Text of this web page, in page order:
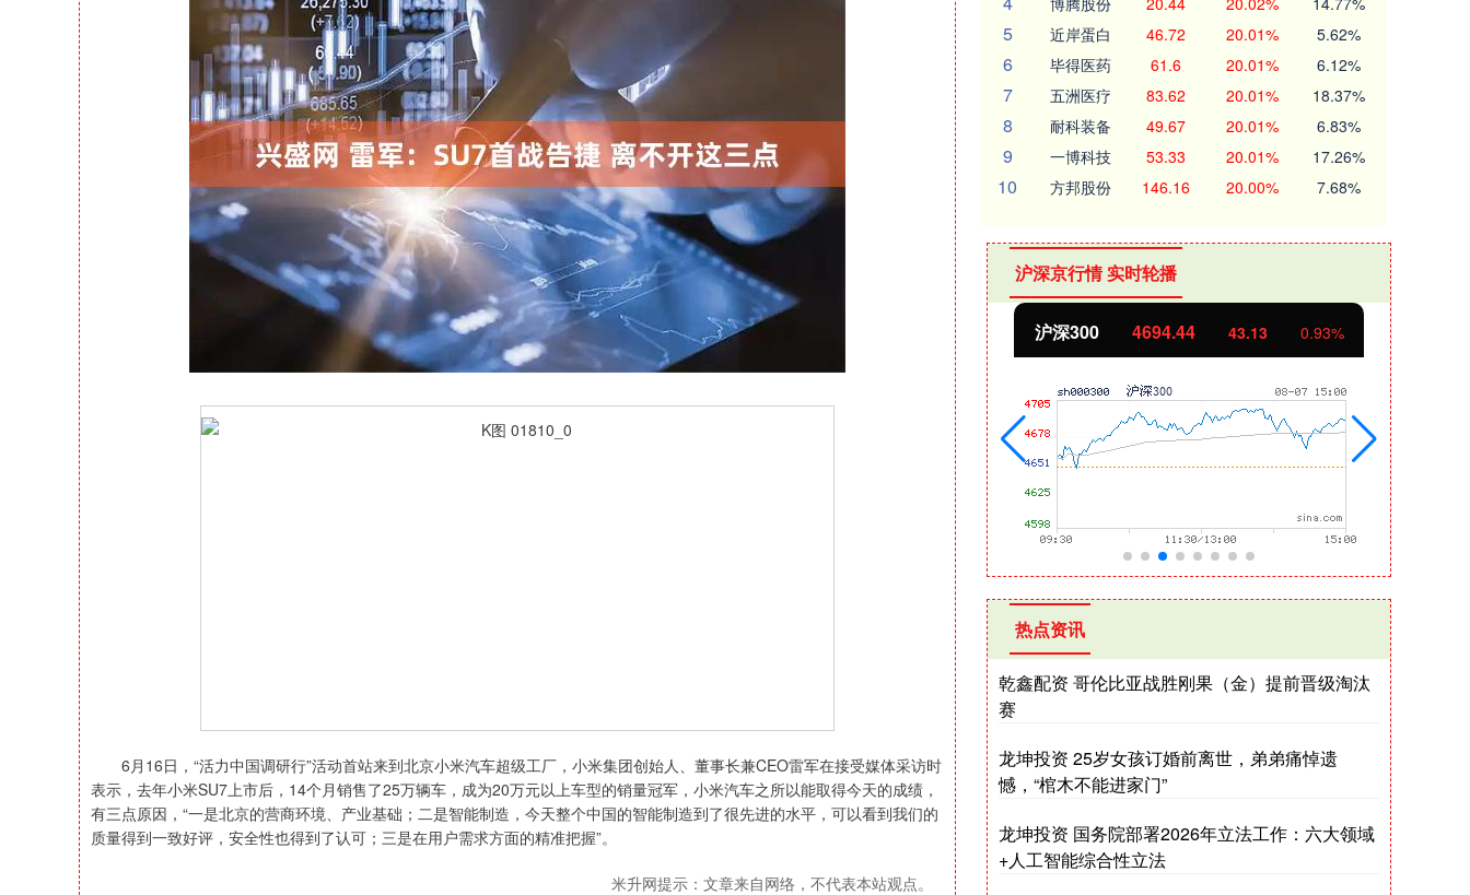
6月16日，“活力中国调研行”活动首站来到北京小米汽车超级工厂，小米集团创始人、董事长兼CEO雷军在接受媒体采访时
表示，去年小米SU7上市后，14个月销售了25万辆车，成为20万元以上车型的销量冠军，小米汽车之所以能取得今天的成绩，
有三点原因，“一是北京的营商环境、产业基础；二是智能制造，今天整个中国的智能制造到了很先进的水平，可以看到我们的
质量得到一致好评，安全性也得到了认可；三是在用户需求方面的精准把握”。
米升网提示：文章来自网络，不代表本站观点。
5 近岸蛋白 46.72 20.01% 5.62%
6 毕得医药 61.6 20.01% 6.12%
7 五洲医疗 83.62 20.01% 18.37%
8 耐科装备 49.67 20.01% 6.83%
9 一博科技 53.33 20.01% 17.26%
10 方邦股份 146.16 20.00% 7.68%
沪深京行情 实时轮播
14311.01 200.89 1.42% 沪深300 4694.44 北证50 1134.24 11.37 1.01%
热点资讯
乾鑫配资 哥伦比亚战胜刚果（金）提前晋级淘汰
赛
龙坤投资 25岁女孩订婚前离世，弟弟痛悼遗
憾，“棺木不能进家门”
龙坤投资 国务院部署2026年立法工作：六大领域
+人工智能综合性立法